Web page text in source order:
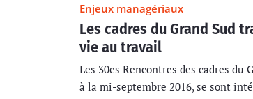
Enjeux managériaux
Les cadres du Grand Sud
vie au travail
Les 30es Rencontres des cadres du
à la mi-septembre 2016, se sont